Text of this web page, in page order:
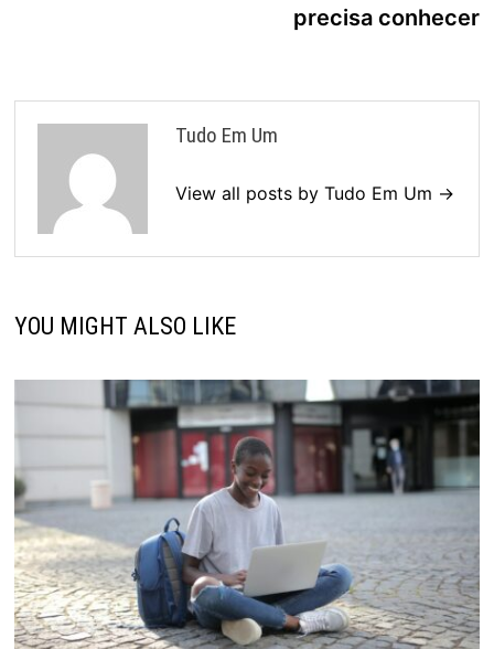
precisa conhecer
Tudo Em Um
View all posts by Tudo Em Um →
YOU MIGHT ALSO LIKE